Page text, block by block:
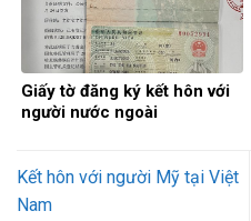
Giấy tờ đăng ký kết hôn với
người nước ngoài
Kết hôn với người Mỹ tại Việt
Nam